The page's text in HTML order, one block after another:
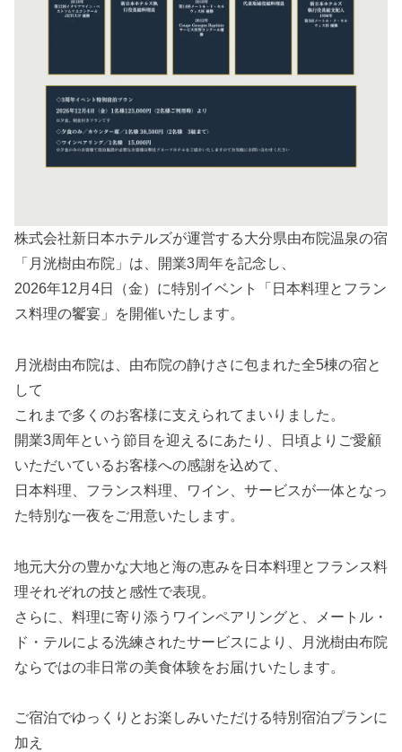
株式会社新日本ホテルズが運営する大分県由布院温泉の宿
「月洸樹由布院」は、開業3周年を記念し、
2026年12月4日（金）に特別イベント「日本料理とフラン
ス料理の饗宴」を開催いたします。
月洸樹由布院は、由布院の静けさに包まれた全5棟の宿と
して
これまで多くのお客様に支えられてまいりました。
開業3周年という節目を迎えるにあたり、日頃よりご愛顧
いただいているお客様への感謝を込めて、
日本料理、フランス料理、ワイン、サービスが一体となっ
た特別な一夜をご用意いたします。
地元大分の豊かな大地と海の恵みを日本料理とフランス料
理それぞれの技と感性で表現。
さらに、料理に寄り添うワインペアリングと、メートル・
ド・テルによる洗練されたサービスにより、月洸樹由布院
ならではの非日常の美食体験をお届けいたします。
ご宿泊でゆっくりとお楽しみいただける特別宿泊プランに
加え